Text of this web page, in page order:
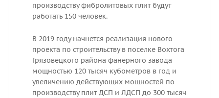
производству фибролитовых плит будут
работать 150 человек.
В 2019 году начнется реализация нового
проекта по строительству в поселке Вохтога
Грязовецкого района фанерного завода
мощностью 120 тысяч кубометров в год и
увеличению действующих мощностей по
производству плит ДСП и ЛДСП до 300 тысяч